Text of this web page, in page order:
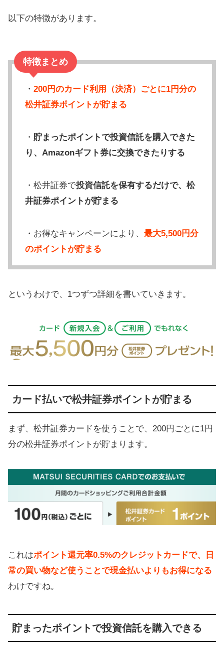
以下の特徴があります。
特徴まとめ
・ 200円のカード利用（決済）ごとに1円分の
松井証券ポイントが貯まる
・ 貯まったポイントで投資信託を購入できた
り、Amazonギフト券に交換できたりする
・松井証券で投資信託を保有するだけで、松
井証券ポイントが貯まる
・お得なキャンペーンにより、 最大5,500円分
のポイントが貯まる
というわけで、1つずつ詳細を書いていきます。
カード払いで松井証券ポイントが貯まる
まず、松井証券カードを使うことで、200円ごとに1円
分の松井証券ポイントが貯まります。
これはポイント還元率0.5%のクレジットカードで、日
常の買い物など使うことで現金払いよりもお得になる
わけですね。
貯まったポイントで投資信託を購入できる